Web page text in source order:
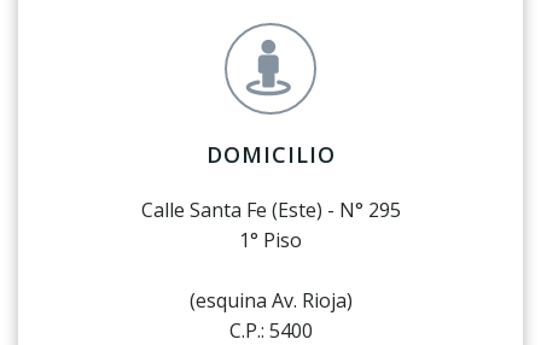
DOMICILIO
Calle Santa Fe (Este) - N° 295
1° Piso
(esquina Av. Rioja)
C.P.: 5400